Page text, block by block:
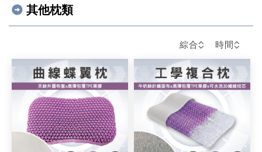
其他枕類
綜合 時間
會員輸入折扣碼可減$30元
會員滿5000元可減$500元
會員輸入折扣碼可減$30元
會員滿5000元可減$500元